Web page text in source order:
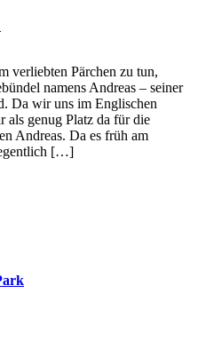
verliebten Pärchen zu tun,
namens Andreas – seiner
Da wir uns im Englischen
als genug Platz da für die
Andreas. Da es früh am
[…]